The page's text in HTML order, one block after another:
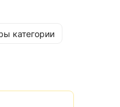
категории